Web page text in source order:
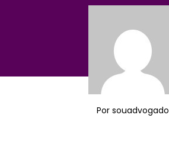
Por souadvogado